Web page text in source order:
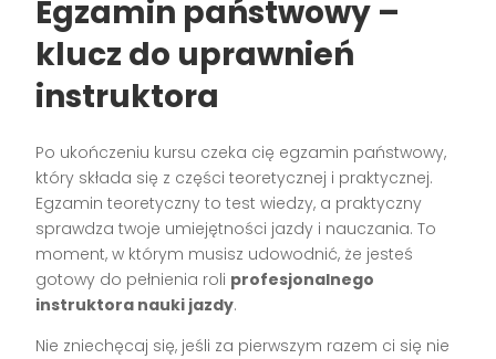
Egzamin państwowy –
klucz do uprawnień
instruktora
Po ukończeniu kursu czeka cię egzamin państwowy,
który składa się z części teoretycznej i praktycznej.
Egzamin teoretyczny to test wiedzy, a praktyczny
sprawdza twoje umiejętności jazdy i nauczania. To
moment, w którym musisz udowodnić, że jesteś
gotowy do pełnienia roli profesjonalnego
instruktora nauki jazdy.
Nie zniechęcaj się, jeśli za pierwszym razem ci się nie